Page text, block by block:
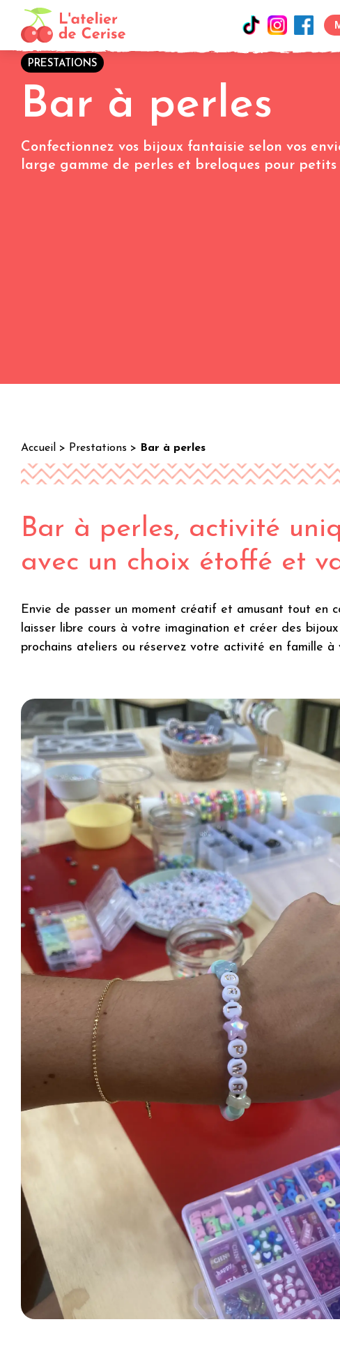
PRESTATIONS
Bar à perles
Confectionnez vos bijoux fantaisie selon vos
large gamme de perles et breloques pour
Accueil > Prestations > Bar à perles
Bar à perles, activité
avec un choix étoffé et
Envie de passer un moment créatif et amusant tout en
laisser libre cours à votre imagination et créer des
prochains ateliers ou réservez votre activité en famille à